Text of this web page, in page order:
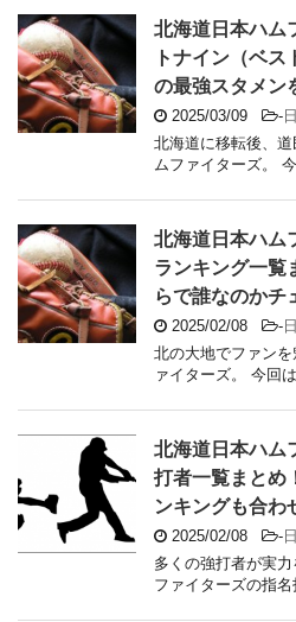
北海道日本ハム
トナイン（ベ
の最強スタメン
2025/03/09 -
北海道に移転後、
ムファイターズ。
北海道日本ハム
ランキング一覧
らで誰なのかチ
2025/02/08 -
北の大地でファン
ァイターズ。 今回
北海道日本ハム
打者一覧まとめ
ンキングも合わ
2025/02/08 -
多くの強打者が実
ファイターズの指名